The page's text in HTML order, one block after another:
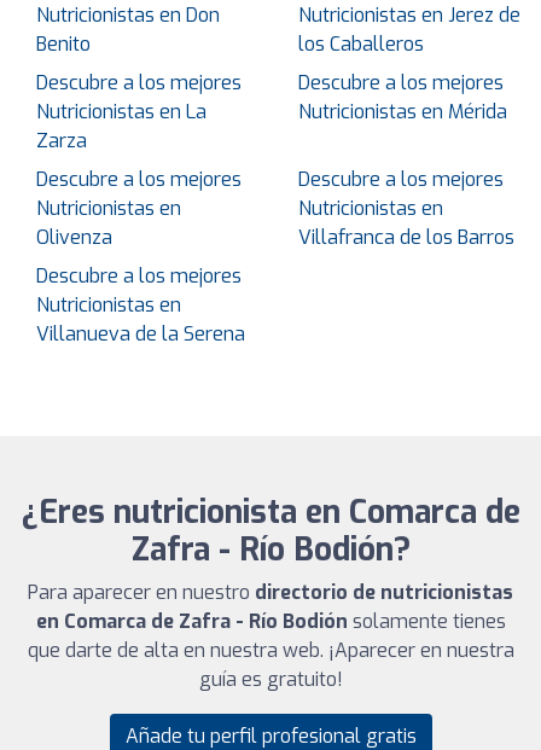
Nutricionistas en Don
Benito
Nutricionistas en Jerez de
los Caballeros
Descubre a los mejores
Nutricionistas en La
Zarza
Descubre a los mejores
Nutricionistas en Mérida
Descubre a los mejores
Nutricionistas en
Olivenza
Descubre a los mejores
Nutricionistas en
Villafranca de los Barros
Descubre a los mejores
Nutricionistas en
Villanueva de la Serena
¿Eres nutricionista en Comarca de
Zafra - Río Bodión?
Para aparecer en nuestro directorio de nutricionistas
en Comarca de Zafra - Río Bodión solamente tienes
que darte de alta en nuestra web. ¡Aparecer en nuestra
guía es gratuito!
Añade tu perfil profesional gratis